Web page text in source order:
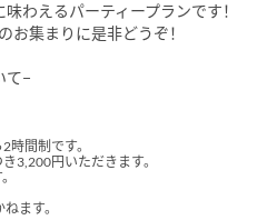
わえるパーティープランです！
お集まりに是非どうぞ！
て−
時間制です。
3,200円いただきます。
ます。